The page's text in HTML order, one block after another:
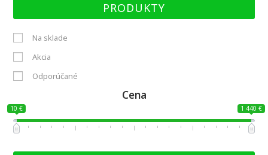
PRODUKTY
Cena
Na sklade
Akcia
Odporúčané
10 € 1 440 €